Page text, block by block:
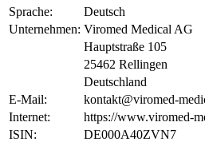
Sprache:
Deutsch
Unternehmen: Viromed Medical AG
Hauptstraße 105
25462 Rellingen
Deutschland
E-Mail:
kontakt@viromed-
Internet:
https://www.viromed-
ISIN:
DE000A40ZVN7